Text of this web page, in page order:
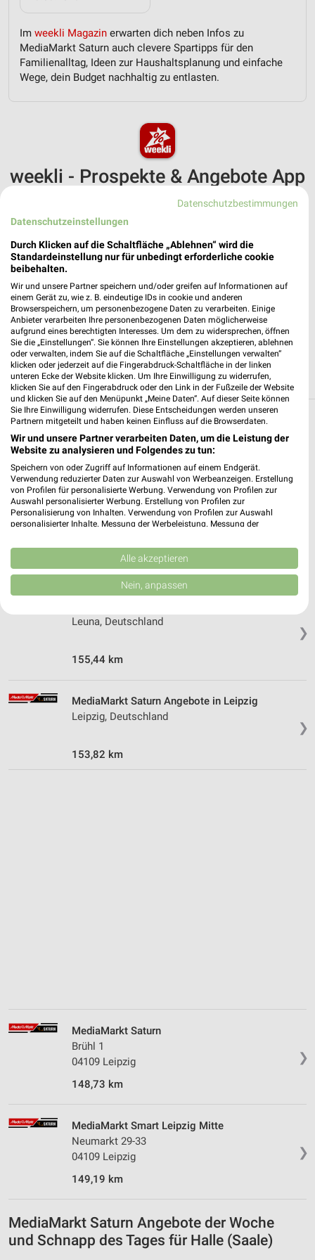
Im weekli Magazin erwarten dich neben Infos zu
MediaMarkt Saturn auch clevere Spartipps für den
Familienalltag, Ideen zur Haushaltsplanung und einfache
Wege, dein Budget nachhaltig zu entlasten.
weekli - Prospekte & Angebote App
Alle MediaMarkt Saturn Angebote immer griffbereit – mit der
kostenlosen weekli App für iOS & Android.
✔Standortgenaue Angebote
✔Folge deinem Lieblingshändler
✔Push-Benachrichtigungen bei neuen Prospekten
✔Einkaufsliste - Einkauf stressfrei planen
JETZT LADEN UND SPAREN!
Weitere MediaMarkt Saturn Geschäfte mit
Angeboten in und um Halle (Saale)
5 Geschäfte und Orte
MediaMarkt Saturn Angebote in Halle-Peißen
Halle-Peißen, Deutschland
145,46 km
❯
Leuna, Deutschland
155,44 km
❯
MediaMarkt Saturn Angebote in Leipzig
Leipzig, Deutschland
153,82 km
❯
MediaMarkt Saturn
Brühl 1
04109 Leipzig
148,73 km
❯
MediaMarkt Smart Leipzig Mitte
Neumarkt 29-33
04109 Leipzig
149,19 km
MediaMarkt Saturn Angebote der Woche
und Schnapp des Tages für Halle (Saale)
Datenschutzbestimmungen
Datenschutzeinstellungen
Durch Klicken auf die Schaltfläche „Ablehnen“ wird die
Standardeinstellung nur für unbedingt erforderliche cookie
beibehalten.
Wir und unsere Partner speichern und/oder greifen auf Informationen auf
einem Gerät zu, wie z. B. eindeutige IDs in cookie und anderen
Browserspeichern, um personenbezogene Daten zu verarbeiten. Einige
Anbieter verarbeiten Ihre personenbezogenen Daten möglicherweise
aufgrund eines berechtigten Interesses. Um dem zu widersprechen, öffnen
Sie die „Einstellungen“. Sie können Ihre Einstellungen akzeptieren, ablehnen
oder verwalten, indem Sie auf die Schaltfläche „Einstellungen verwalten“
klicken oder jederzeit auf die Fingerabdruck-Schaltfläche in der linken
unteren Ecke der Website klicken. Um Ihre Einwilligung zu widerrufen,
klicken Sie auf den Fingerabdruck oder den Link in der Fußzeile der Website
und klicken Sie auf den Menüpunkt „Meine Daten“. Auf dieser Seite können
Sie Ihre Einwilligung widerrufen. Diese Entscheidungen werden unseren
Partnern mitgeteilt und haben keinen Einfluss auf die Browserdaten.
Wir und unsere Partner verarbeiten Daten, um die Leistung der
Website zu analysieren und Folgendes zu tun:
Speichern von oder Zugriff auf Informationen auf einem Endgerät.
Verwendung reduzierter Daten zur Auswahl von Werbeanzeigen. Erstellung
von Profilen für personalisierte Werbung. Verwendung von Profilen zur
Auswahl personalisierter Werbung. Erstellung von Profilen zur
Personalisierung von Inhalten. Verwendung von Profilen zur Auswahl
personalisierter Inhalte. Messung der Werbeleistung. Messung der
Kombinationen von Daten aus verschiedenen Quellen. Entwicklung und
Verbesserung der Angebote. Verwendung reduzierter Daten zur Auswahl
von Inhalten.
Daten können außerhalb der Europäischen Union weitergegeben und in die
USA gesendet werden.
Website/App.
Wir nutzen Ihre Daten für folgende Zwecke:
Speichern von oder Zugriff auf Informationen
auf einem Endgerät
Entwicklung und Verbesserung der Angebote
Verwendung reduzierter Daten zur Auswahl von
Verwendung genauer Standortdaten
Geräte anhand von aktiv angeforderten
Informationen identifizieren
Notwendig
Performance
Alle akzeptieren
Nein, anpassen